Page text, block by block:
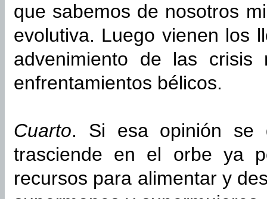
que sabemos de nosotros
evolutiva. Luego vienen los
advenimiento de las crisis
enfrentamientos bélicos.
Cuarto. Si esa opinión se
trasciende en el orbe ya
recursos para alimentar y